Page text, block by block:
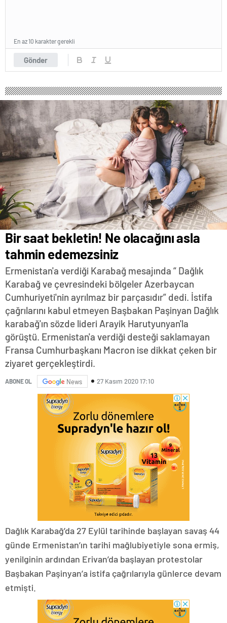
Gönder
En az 10 karakter gerekli
Bir saat bekletin! Ne olacağını asla
tahmin edemezsiniz
Ermenistan'a verdiği Karabağ mesajında “ Dağlık
Karabağ ve çevresindeki bölgeler Azerbaycan
Cumhuriyeti'nin ayrılmaz bir parçasıdır” dedi. İstifa
çağrılarını kabul etmeyen Başbakan Paşinyan Dağlık
karabağ'ın sözde lideri Arayik Harutyunyan'la
görüştü. Ermenistan'a verdiği desteği saklamayan
Fransa Cumhurbaşkanı Macron ise dikkat çeken bir
ziyaret gerçekleştirdi.
ABONE OL News 27 Kasım 2020 17:10
Dağlık Karabağ’da 27 Eylül tarihinde başlayan savaş 44
günde Ermenistan’ın tarihi mağlubiyetiyle sona ermiş,
yenilginin ardından Erivan’da başlayan protestolar
Başbakan Paşinyan’a istifa çağrılarıyla günlerce devam
etmişti.